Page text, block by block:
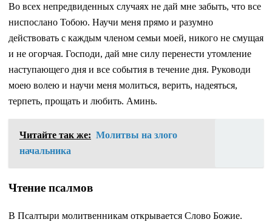
Во всех непредвиденных случаях не дай мне забыть, что все
ниспослано Тобою. Научи меня прямо и разумно
действовать с каждым членом семьи моей, никого не смущая
и не огорчая. Господи, дай мне силу перенести утомление
наступающего дня и все события в течение дня. Руководи
моею волею и научи меня молиться, верить, надеяться,
терпеть, прощать и любить. Аминь.
Читайте так же: Молитвы на злого
начальника
Чтение псалмов
В Псалтыри молитвенникам открывается Слово Божие.